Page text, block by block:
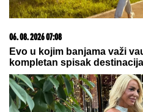
06. 08. 2026 06:38
Da li je genetika zaslužna
naslednim faktorima i